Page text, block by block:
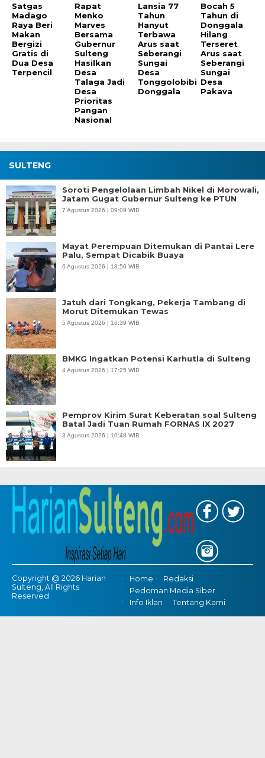
Satgas
Madago
Raya Beri
Makan
Bergizi
Gratis di
Dua Desa
Terpencil
Rapat
Menko
Marves
Bersama
Gubernur
Sulteng
Hasilkan
Desa
Talaga Jadi
Desa
Prioritas
Pangan
Nasional
Lansia 77
Tahun
Hanyut
Terbawa
Arus saat
Seberangi
Sungai
Desa
Tonggolobibi
Donggala
Bocah 5
Tahun di
Donggala
Hilang
Terseret
Arus saat
Seberangi
Sungai
Desa
Pakava
SULTENG
Soroti Pengelolaan Limbah Nikel di Morowali,
Jatam Gugat Gubernur Sulteng ke PTUN
7 Agustus 2026 | 09:09 WIB
Mayat Perempuan Ditemukan di Pantai Lere
Palu, Sempat Dicabik Buaya
6 Agustus 2026 | 18:50 WIB
Jatuh dari Tongkang, Pekerja Tambang di
Morut Ditemukan Tewas
5 Agustus 2026 | 16:39 WIB
BMKG Ingatkan Potensi Karhutla di Sulteng
4 Agustus 2026 | 17:25 WIB
Pemprov Kirim Surat Keberatan soal Sulteng
Batal Jadi Tuan Rumah FORNAS IX 2027
3 Agustus 2026 | 10:48 WIB
Copyright @ 2026 Harian
Sulteng, All Rights
Reserved
Home
Redaksi
Pedoman Media Siber
Info Iklan
Tentang Kami